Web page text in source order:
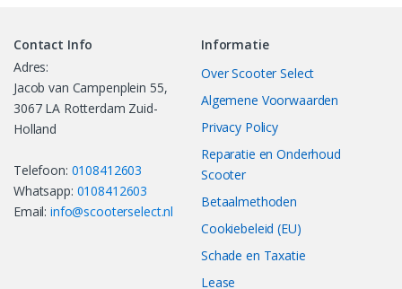
Contact Info
Adres:
Jacob van Campenplein 55,
3067 LA Rotterdam Zuid-
Holland
Telefoon: 0108412603
Whatsapp: 0108412603
Email:info@scooterselect.nl
Informatie
Over Scooter Select
Algemene Voorwaarden
Privacy Policy
Reparatie en Onderhoud
Scooter
Betaalmethoden
Cookiebeleid (EU)
Schade en Taxatie
Lease